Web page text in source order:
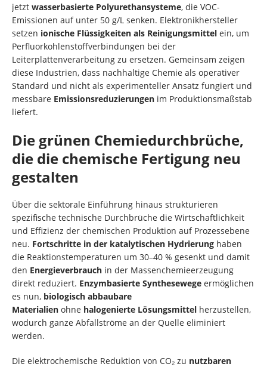
jetzt wasserbasierte Polyurethansysteme, die VOC-
Emissionen auf unter 50 g/L senken. Elektronikhersteller
setzen ionische Flüssigkeiten als Reinigungsmittel ein, um
Perfluorkohlenstoffverbindungen bei der
Leiterplattenverarbeitung zu ersetzen. Gemeinsam zeigen
diese Industrien, dass nachhaltige Chemie als operativer
Standard und nicht als experimenteller Ansatz fungiert und
messbare Emissionsreduzierungen im Produktionsmaßstab
liefert.
Die grünen Chemiedurchbrüche,
die die chemische Fertigung neu
gestalten
Über die sektorale Einführung hinaus strukturieren
spezifische technische Durchbrüche die Wirtschaftlichkeit
und Effizienz der chemischen Produktion auf Prozessebene
neu. Fortschritte in der katalytischen Hydrierung haben
die Reaktionstemperaturen um 30–40 % gesenkt und damit
den Energieverbrauch in der Massenchemieerzeugung
direkt reduziert. Enzymbasierte Synthesewege ermöglichen
es nun, biologisch abbaubare
Materialien ohne halogenierte Lösungsmittel herzustellen,
wodurch ganze Abfallströme an der Quelle eliminiert
werden.
Die elektrochemische Reduktion von CO₂ zu nutzbaren